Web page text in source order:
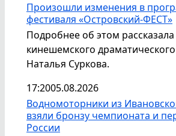
Произошли изменения в
фестиваля «Островский-ФЕСТ»
Подробнее об этом
кинешемского
Наталья Суркова.
17:2005.08.2026
Водномоторники из
взяли бронзу чемпионата и
России